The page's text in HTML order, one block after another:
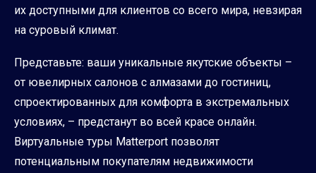
их доступными для клиентов со всего мира, невзирая
на суровый климат.
Представьте: ваши уникальные якутские объекты –
от ювелирных салонов с алмазами до гостиниц,
спроектированных для комфорта в экстремальных
условиях, – предстанут во всей красе онлайн.
Виртуальные туры Matterport позволят
потенциальным покупателям недвижимости